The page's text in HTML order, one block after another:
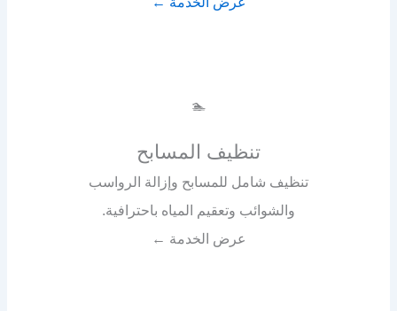
🏊
تنظيف المسابح
تنظيف شامل للمسابح وإزالة الرواسب
والشوائب وتعقيم المياه باحترافية.
عرض الخدمة ←